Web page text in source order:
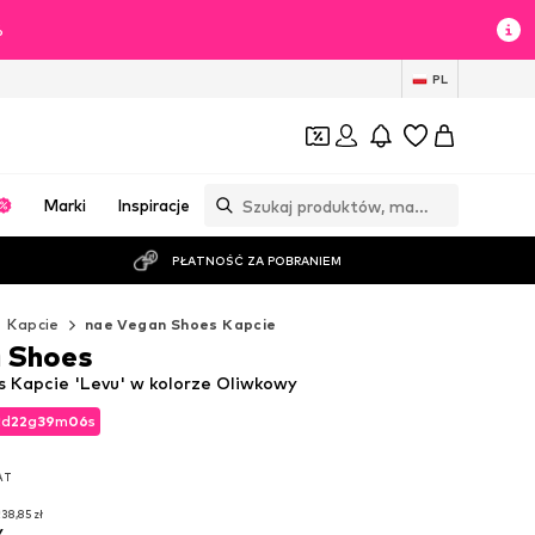
PL
Marki Inspiracje
PŁATNOŚĆ ZA POBRANIEM
Kapcie nae Vegan Shoes Kapcie
d22g39m05s
zł
d22g39m05s
Kapcie 'Levu' w kolorze Oliwkowy
Shoes